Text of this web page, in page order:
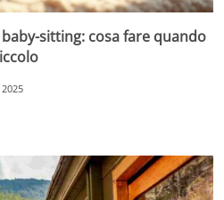
sitting: cosa fare quando